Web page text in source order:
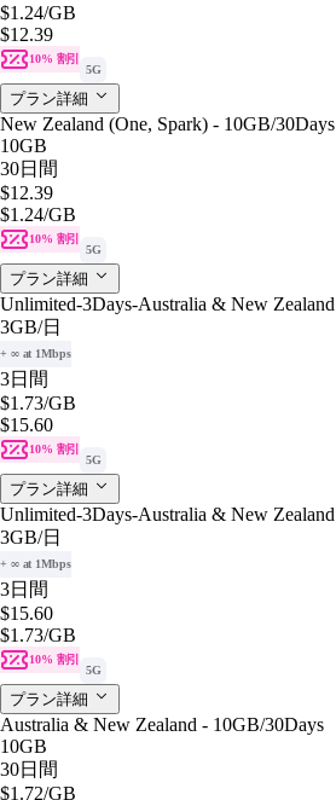
$1.24/GB
$12.39
10% 割引
5G
プラン詳細
New Zealand (One, Spark) - 10GB/30Days
10GB
30日間
$12.39
$1.24/GB
10% 割引
5G
プラン詳細
Unlimited-3Days-Australia & New Zealand
3GB/日
+ ∞ at 1Mbps
3日間
$1.73/GB
$15.60
10% 割引
5G
プラン詳細
Unlimited-3Days-Australia & New Zealand
3GB/日
+ ∞ at 1Mbps
3日間
$15.60
$1.73/GB
10% 割引
5G
プラン詳細
Australia & New Zealand - 10GB/30Days
10GB
30日間
$1.72/GB